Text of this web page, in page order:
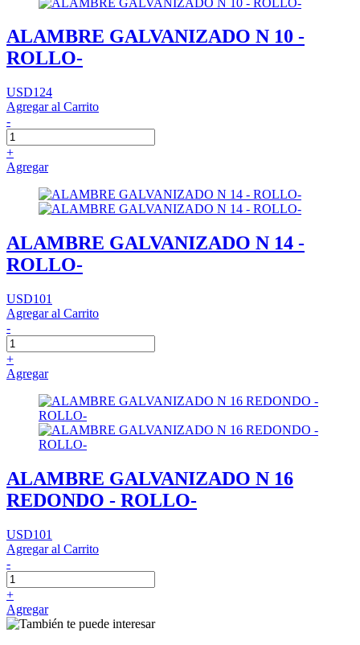
ALAMBRE GALVANIZADO N 10 -
ROLLO-
USD124
Agregar al Carrito
-
+
Agregar
ALAMBRE GALVANIZADO N 14 -
ROLLO-
USD101
Agregar al Carrito
-
+
Agregar
ALAMBRE GALVANIZADO N 16
REDONDO - ROLLO-
USD101
Agregar al Carrito
-
+
Agregar